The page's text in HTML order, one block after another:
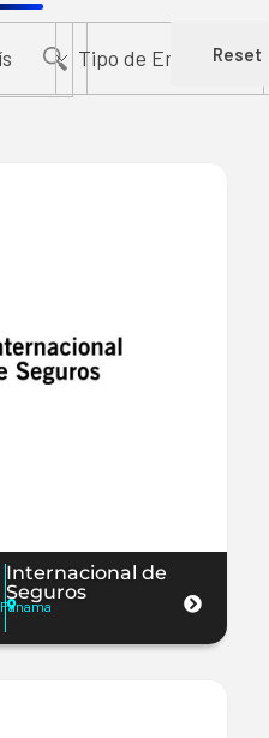
Reset
Internacional de
Seguros
Panama